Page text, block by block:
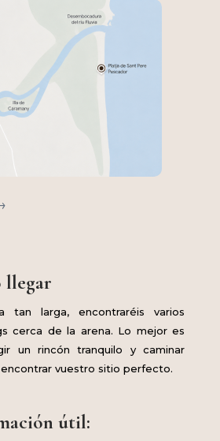
llegar
tan larga, encontraréis varios
cerca de la arena. Lo mejor es
un rincón tranquilo y caminar
vuestro sitio perfecto.
útil: